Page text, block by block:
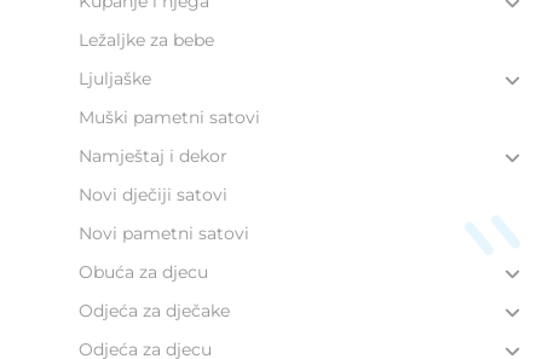
Ležaljke za bebe
Ljuljaške
Muški pametni satovi
Namještaj i dekor
Novi dječiji satovi
Novi pametni satovi
Obuća za djecu
Odjeća za dječake
Odjeća za djecu